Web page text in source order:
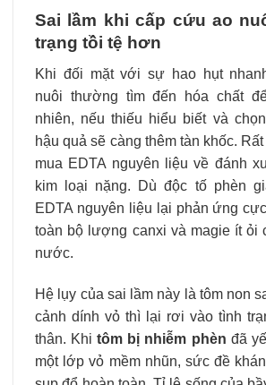
Sai lầm khi cấp cứu ao
trạng tồi tệ hơn
Khi đối mặt với sự hao hụt
nuôi thường tìm đến hóa chất
nhiên, nếu thiếu hiểu biết và
hậu quả sẽ càng thêm tàn khốc.
mua EDTA nguyên liệu về đánh
kim loại nặng. Dù độc tố phèn
EDTA nguyên liệu lại phản ứng
toàn bộ lượng canxi và magie ít ỏi
nước.
Hệ lụy của sai lầm này là tôm non
cảnh dính vỏ thì lại rơi vào tình
thân. Khitôm bị nhiễm phèn đã
một lớp vỏ mềm nhũn, sức đề